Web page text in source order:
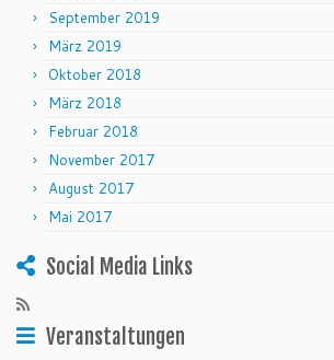
September 2019
März 2019
Oktober 2018
März 2018
Februar 2018
November 2017
August 2017
Mai 2017
Social Media Links
Veranstaltungen